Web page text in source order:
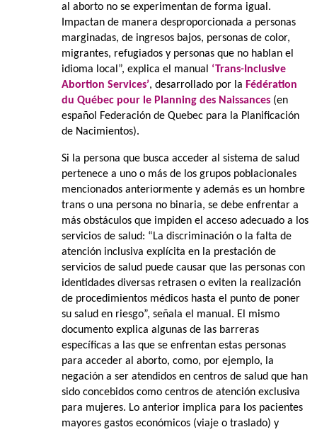
al aborto no se experimentan de forma igual.
Impactan de manera desproporcionada a personas
marginadas, de ingresos bajos, personas de color,
migrantes, refugiados y personas que no hablan el
idioma local”, explica el manual ‘Trans-Inclusive
Abortion Services’, desarrollado por la Fédération
du Québec pour le Planning des Naissances(en
español Federación de Quebec para la Planificación
de Nacimientos).
Si la persona que busca acceder al sistema de salud
pertenece a uno o más de los grupos poblacionales
mencionados anteriormente y además es un hombre
trans o una persona no binaria, se debe enfrentar a
más obstáculos que impiden el acceso adecuado a los
servicios de salud: “La discriminación o la falta de
atención inclusiva explícita en la prestación de
servicios de salud puede causar que las personas con
identidades diversas retrasen o eviten la realización
de procedimientos médicos hasta el punto de poner
su salud en riesgo”, señala el manual. El mismo
documento explica algunas de las barreras
específicas a las que se enfrentan estas personas
para acceder al aborto, como, por ejemplo, la
negación a ser atendidos en centros de salud que han
sido concebidos como centros de atención exclusiva
para mujeres. Lo anterior implica para los pacientes
mayores gastos económicos (viaje o traslado) y